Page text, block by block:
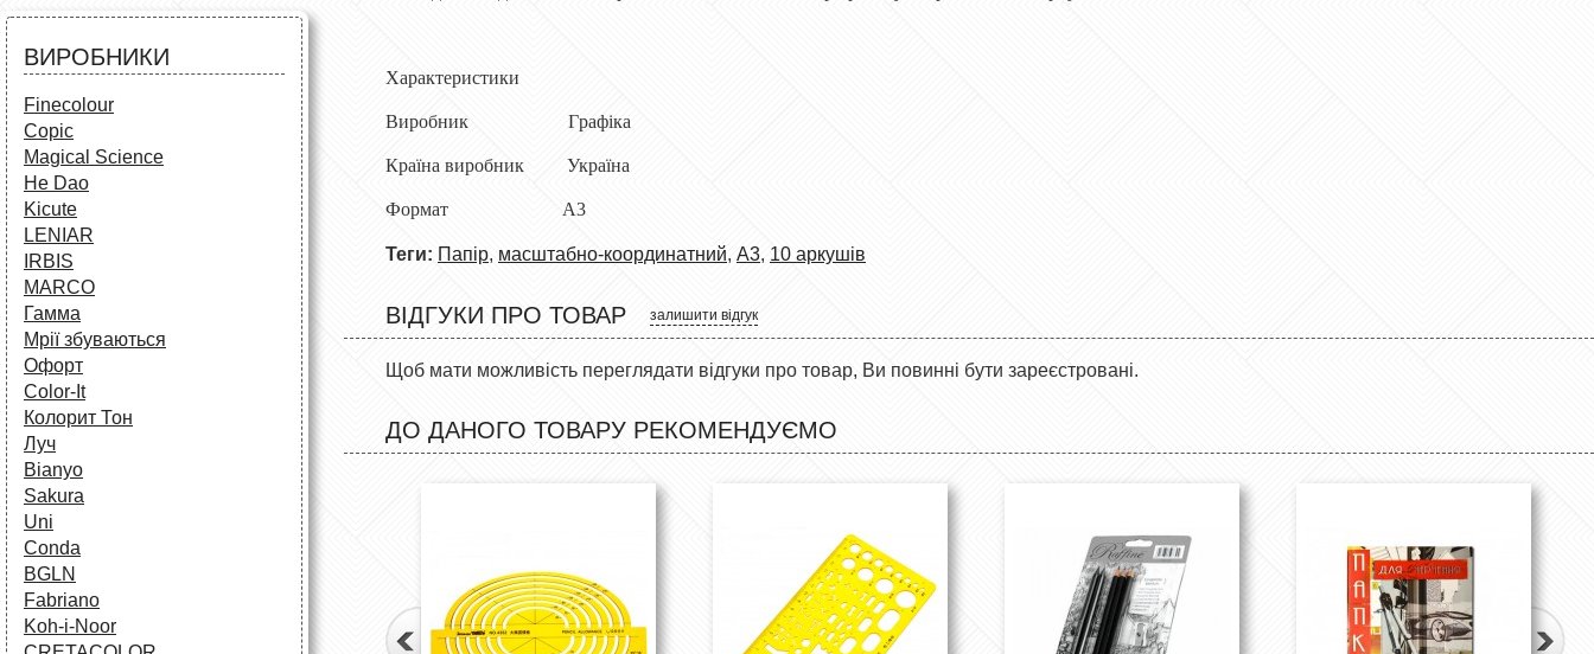
Аксесуари для школярів
ВИРОБНИКИ
Finecolour
Copic
Magical Science
He Dao
Kicute
LENIAR
IRBIS
MARCO
Гамма
Мрії збуваються
Офорт
Сolor-It
Колорит Тон
Луч
Bianyo
Sakura
Uni
Conda
BGLN
Fabriano
Koh-i-Noor
Характеристики
Виробник Графіка
Країна виробник Україна
Формат А3
Теги: Папір, масштабно-координатний, А3, 10 аркушів
ВІДГУКИ ПРО ТОВАР залишити відгук
Щоб мати можливість переглядати відгуки про товар, Ви повинні бути зареєстровані.
ДО ДАНОГО ТОВАРУ РЕКОМЕНДУЄМО